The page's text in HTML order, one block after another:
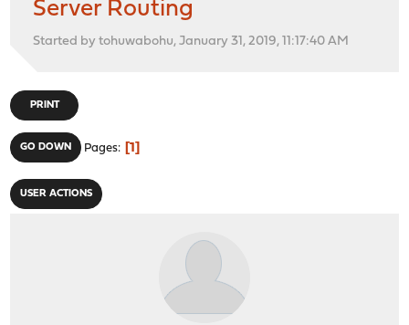
Server Routing
Started by tohuwabohu, January 31, 2019, 11:17:40 AM
PRINT
GO DOWN Pages 1
USER ACTIONS